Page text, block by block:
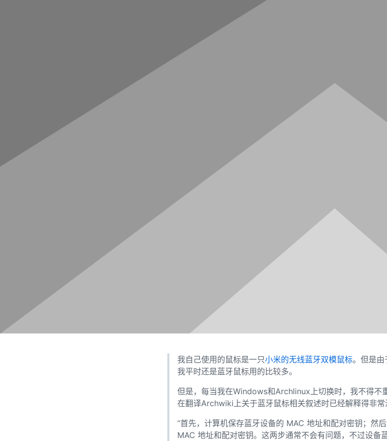
我自己使用的鼠标是一只小米的无线蓝牙双模鼠标。但是由
我平时还是蓝牙鼠标用的比较多。
但是，每当我在Windows和Archlinux上切换时，我不得不
在翻译Archwiki上关于蓝牙鼠标相关叙述时已经解释得非常
“首先，计算机保存蓝牙设备的 MAC 地址和配对密钥；然
MAC 地址和配对密钥。这两步通常不会有问题，不过设备